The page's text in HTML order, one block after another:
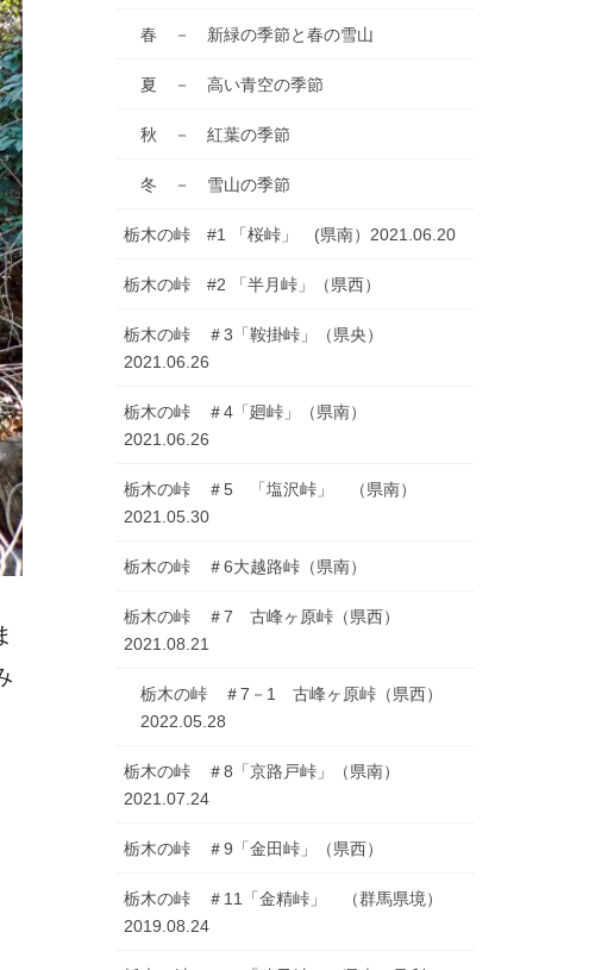
春 － 新緑の季節と春の雪山
夏 － 高い青空の季節
秋 － 紅葉の季節
冬 － 雪山の季節
栃木の峠 #1 「桜峠」 (県南）2021.06.20
栃木の峠 #2 「半月峠」（県西）
栃木の峠 ＃3「鞍掛峠」（県央）
2021.06.26
栃木の峠 ＃4「廻峠」（県南）
2021.06.26
栃木の峠 ＃5 「塩沢峠」 （県南）
2021.05.30
栃木の峠 ＃6大越路峠（県南）
栃木の峠 ＃7 古峰ヶ原峠（県西）
2021.08.21
栃木の峠 ＃7－1 古峰ヶ原峠（県西）
2022.05.28
栃木の峠 ＃8「京路戸峠」（県南）
2021.07.24
栃木の峠 ＃9「金田峠」（県西）
栃木の峠 ＃11「金精峠」 （群馬県境）
2019.08.24